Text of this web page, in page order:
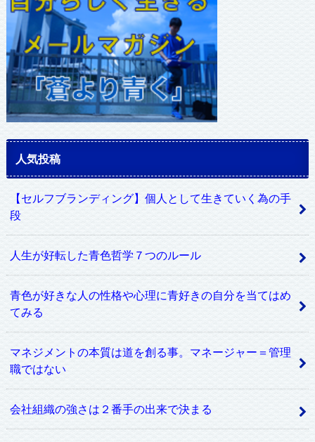
人気投稿
【セルフブランディング】個人として生きていく為の手
段
人生が好転した青色哲学７つのルール
青色が好きな人の性格や心理に青好きの自分を当てはめ
てみる
マネジメントの本質は道を創る事。マネージャー＝管理
職ではない
会社組織の強さは２番手の出来で決まる